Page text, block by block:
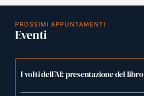
PROSSIMI APPUNTAMENTI
Eventi
I volti dell’AI: presentazione del libro